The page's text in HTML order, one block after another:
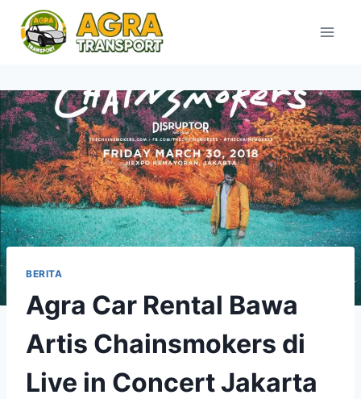
content
BERITA
Agra Car Rental Bawa
Artis Chainsmokers di
Live in Concert Jakarta